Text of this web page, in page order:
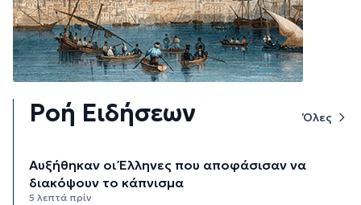
Ροή Ειδήσεων Όλες
Αυξήθηκαν οι Έλληνες που αποφάσισαν να
διακόψουν το κάπνισμα
5 λεπτά πρίν